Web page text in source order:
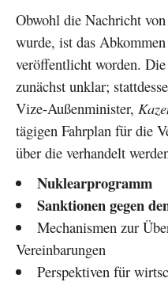
Obwohl die Nachricht
wurde, ist das
veröffentlicht worden.
zunächst unklar;
Vize-Außenminister,
tägigen Fahrplan für die
über die verhandelt
Nuklearprogramm
Sanktionen gegen
Mechanismen zur
Vereinbarungen
Perspektiven für